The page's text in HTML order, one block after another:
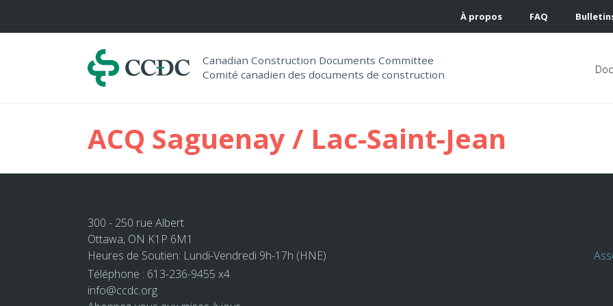
À propos FAQ
Canadian Construction Documents Committee
Comité canadien des documents de construction
Navigation
ACQ Saguenay / Lac-Saint-Jean
300 - 250 rue Albert
Ottawa, ON K1P 6M1
Heures de Soutien: Lundi-Vendredi 9h-17h (HNE)
Téléphone : 613-236-9455 x4
info@ccdc.org